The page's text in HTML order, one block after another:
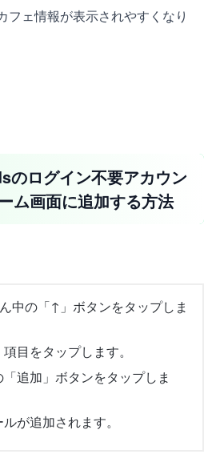
フェ情報が表示されやすくなり
のログイン不要アカウン
ム画面に追加する方法
中の「↑」ボタンをタップしま
目をタップします。
追加」ボタンをタップしま
が追加されます。